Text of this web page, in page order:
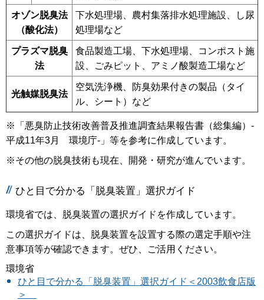
オゾン脱臭法
（酸化法）
下水処理場、農村集落排水処理施設、し尿
処理場など
プラズマ脱臭
法
食品製造工場、下水処理場、コンポスト施
設、ごみピット、アミノ酸製造工場など
光触媒脱臭法
空気洗浄機、防臭効果付きの製品（タイ
ル、シート）など
※「悪臭防止技術改善普及推進調査結果報告書（総集編）-
平成11年3月 環境庁-」等を参考に作成しています。
※その他の脱臭技術も現在、開発・研究が進んでいます。
ひと目で分かる「脱臭装置」選択ガイド
環境省では、脱臭装置の選択ガイドを作成しています。
この選択ガイドは、脱臭装置を設置する際の選定手順や注
意事項等が確認できます。ぜひ、ご活用ください。
環境省
ひと目で分かる「脱臭装置」選択ガイド＜2003飲食店版
＞